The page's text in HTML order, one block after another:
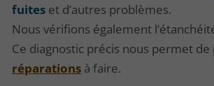
fuites et d’autres problèmes.
Nous vérifions également
Ce diagnostic précis nous permet
réparations à faire.